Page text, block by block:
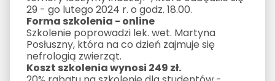
29 - go lutego 2024 r. o godz. 18.00.
Forma szkolenia - online
Szkolenie poprowadzi lek. wet. Martyna
Posłuszny, która na co dzień zajmuje się
nefrologią zwierząt.
Koszt szkolenia wynosi 249 zł.